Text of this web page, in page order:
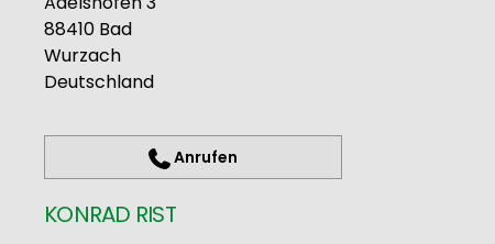
88410 Bad
Wurzach
Deutschland
Anrufen
KONRAD RIST